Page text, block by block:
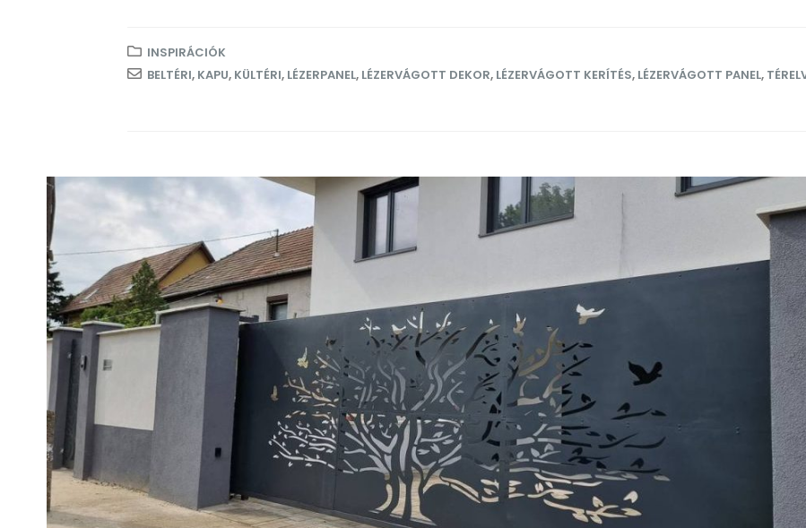
INSPIRÁCIÓK
BELTÉRI, KAPU, KÜLTÉRI, LÉZERPANEL, LÉZERVÁGOTT DEKOR, LÉZERVÁGOTT KERÍTÉS, LÉZERVÁGOTT PANEL,